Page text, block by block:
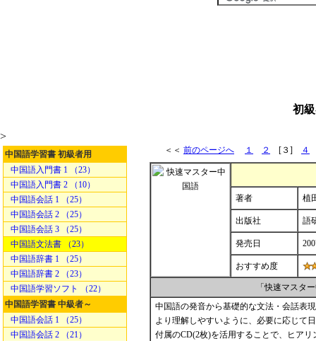
初
>
中国語学習書 初級者用
中国語入門書 1 （23）
中国語入門書 2 （10）
中国語会話 1 （25）
中国語会話 2 （25）
中国語会話 3 （25）
中国語文法書 （23）
中国語辞書 1 （25）
中国語辞書 2 （23）
中国語学習ソフト （22）
中国語学習書 中級者～
中国語会話 1 （25）
中国語会話 2 （21）
＜＜ 前のページへ １ ２ [３] ４
著者 植
出版社 語
発売日
おすすめ度
「快速マスタ
中国語の発音から基礎的な文法・会話表
より理解しやすいように、必要に応じて
付属のCD(2枚)を活用することで、ヒア